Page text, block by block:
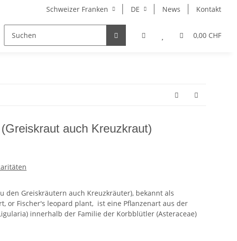
Schweizer Franken DE News Kontakt
0,00 CHF
Potato Seed)
auch Kreuzkraut)
den Greiskräutern auch Kreuzkräuter), bekannt als
or Fischer's leopard plant, ist eine Pflanzenart aus der
innerhalb der Familie der Korbblütler (Asteraceae)